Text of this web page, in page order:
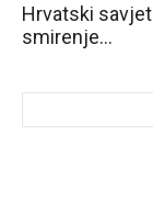
Hrvatski
smirenje…